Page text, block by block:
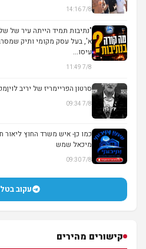
7/8 14:16
"נתיבות תמיד הייתה עיר של
א', בעל עסק מקומי ותיק
עיסו...
7/8 11:49
▶
סרטון הפריימריז של יריב
7/8 09:34
מיכאל שמש
7/8 09:30
עקוב
קישורים מהירים